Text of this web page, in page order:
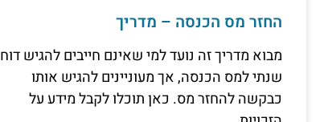
החזר מס הכנסה – מדריך
מבוא מדריך זה נועד למי שאינם חייבים להגיש דוח
שנתי למס הכנסה, אך מעוניינים להגיש אותו
כבקשה להחזר מס. כאן תוכלו לקבל מידע על